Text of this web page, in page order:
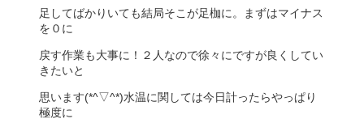
足してばかりいても結局そこが足枷に。まずはマイナス
を０に
戻す作業も大事に！２人なので徐々にですが良くしてい
きたいと
思います(*^▽^*)水温に関しては今日計ったらやっぱり
極度に